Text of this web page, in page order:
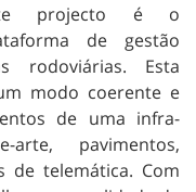
projecto é o
de gestão
rodoviárias. Esta
modo coerente e
de uma infra-
arte, pavimentos,
de telemática. Com